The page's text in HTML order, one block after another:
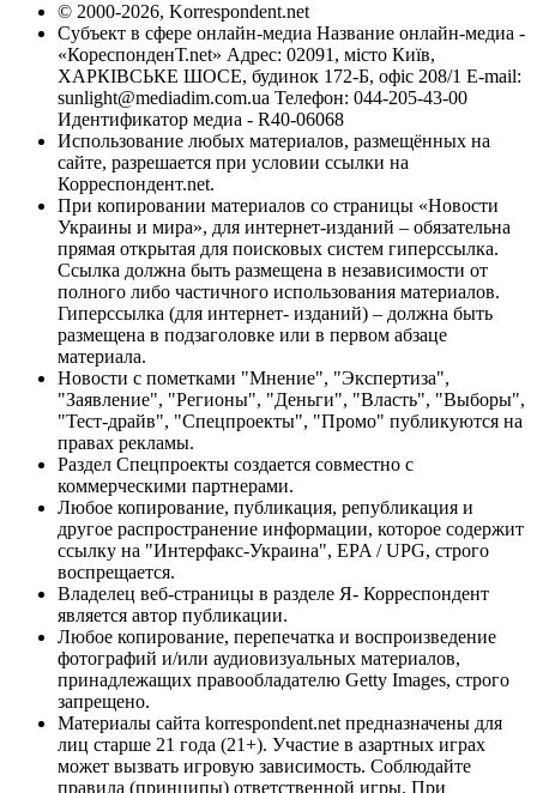
© 2000-2026, Korrespondent.net
Субъект в сфере онлайн-медиа Название онлайн-медиа -
«КореспонденТ.net» Адрес: 02091, місто Київ,
ХАРКІВСЬКЕ ШОСЕ, будинок 172-Б, офіс 208/1 E-mail:
sunlight@mediadim.com.ua Телефон: 044-205-43-00
Идентификатор медиа - R40-06068
Использование любых материалов, размещённых на
сайте, разрешается при условии ссылки на
Корреспондент.net.
При копировании материалов со страницы «Новости
Украины и мира», для интернет-изданий – обязательна
прямая открытая для поисковых систем гиперссылка.
Ссылка должна быть размещена в независимости от
полного либо частичного использования материалов.
Гиперссылка (для интернет- изданий) – должна быть
размещена в подзаголовке или в первом абзаце
материала.
Новости с пометками "Мнение", "Экспертиза",
"Заявление", "Регионы", "Деньги", "Власть", "Выборы",
"Тест-драйв", "Спецпроекты", "Промо" публикуются на
правах рекламы.
Раздел Спецпроекты создается совместно с
коммерческими партнерами.
Любое копирование, публикация, републикация и
другое распространение информации, которое содержит
ссылку на "Интерфакс-Украина", EPA / UPG, строго
воспрещается.
Владелец веб-страницы в разделе Я- Корреспондент
является автор публикации.
Любое копирование, перепечатка и воспроизведение
фотографий и/или аудиовизуальных материалов,
принадлежащих правообладателю Getty Images, строго
запрещено.
Материалы сайта korrespondent.net предназначены для
лиц старше 21 года (21+). Участие в азартных играх
может вызвать игровую зависимость. Соблюдайте
правила (принципы) ответственной игры. При